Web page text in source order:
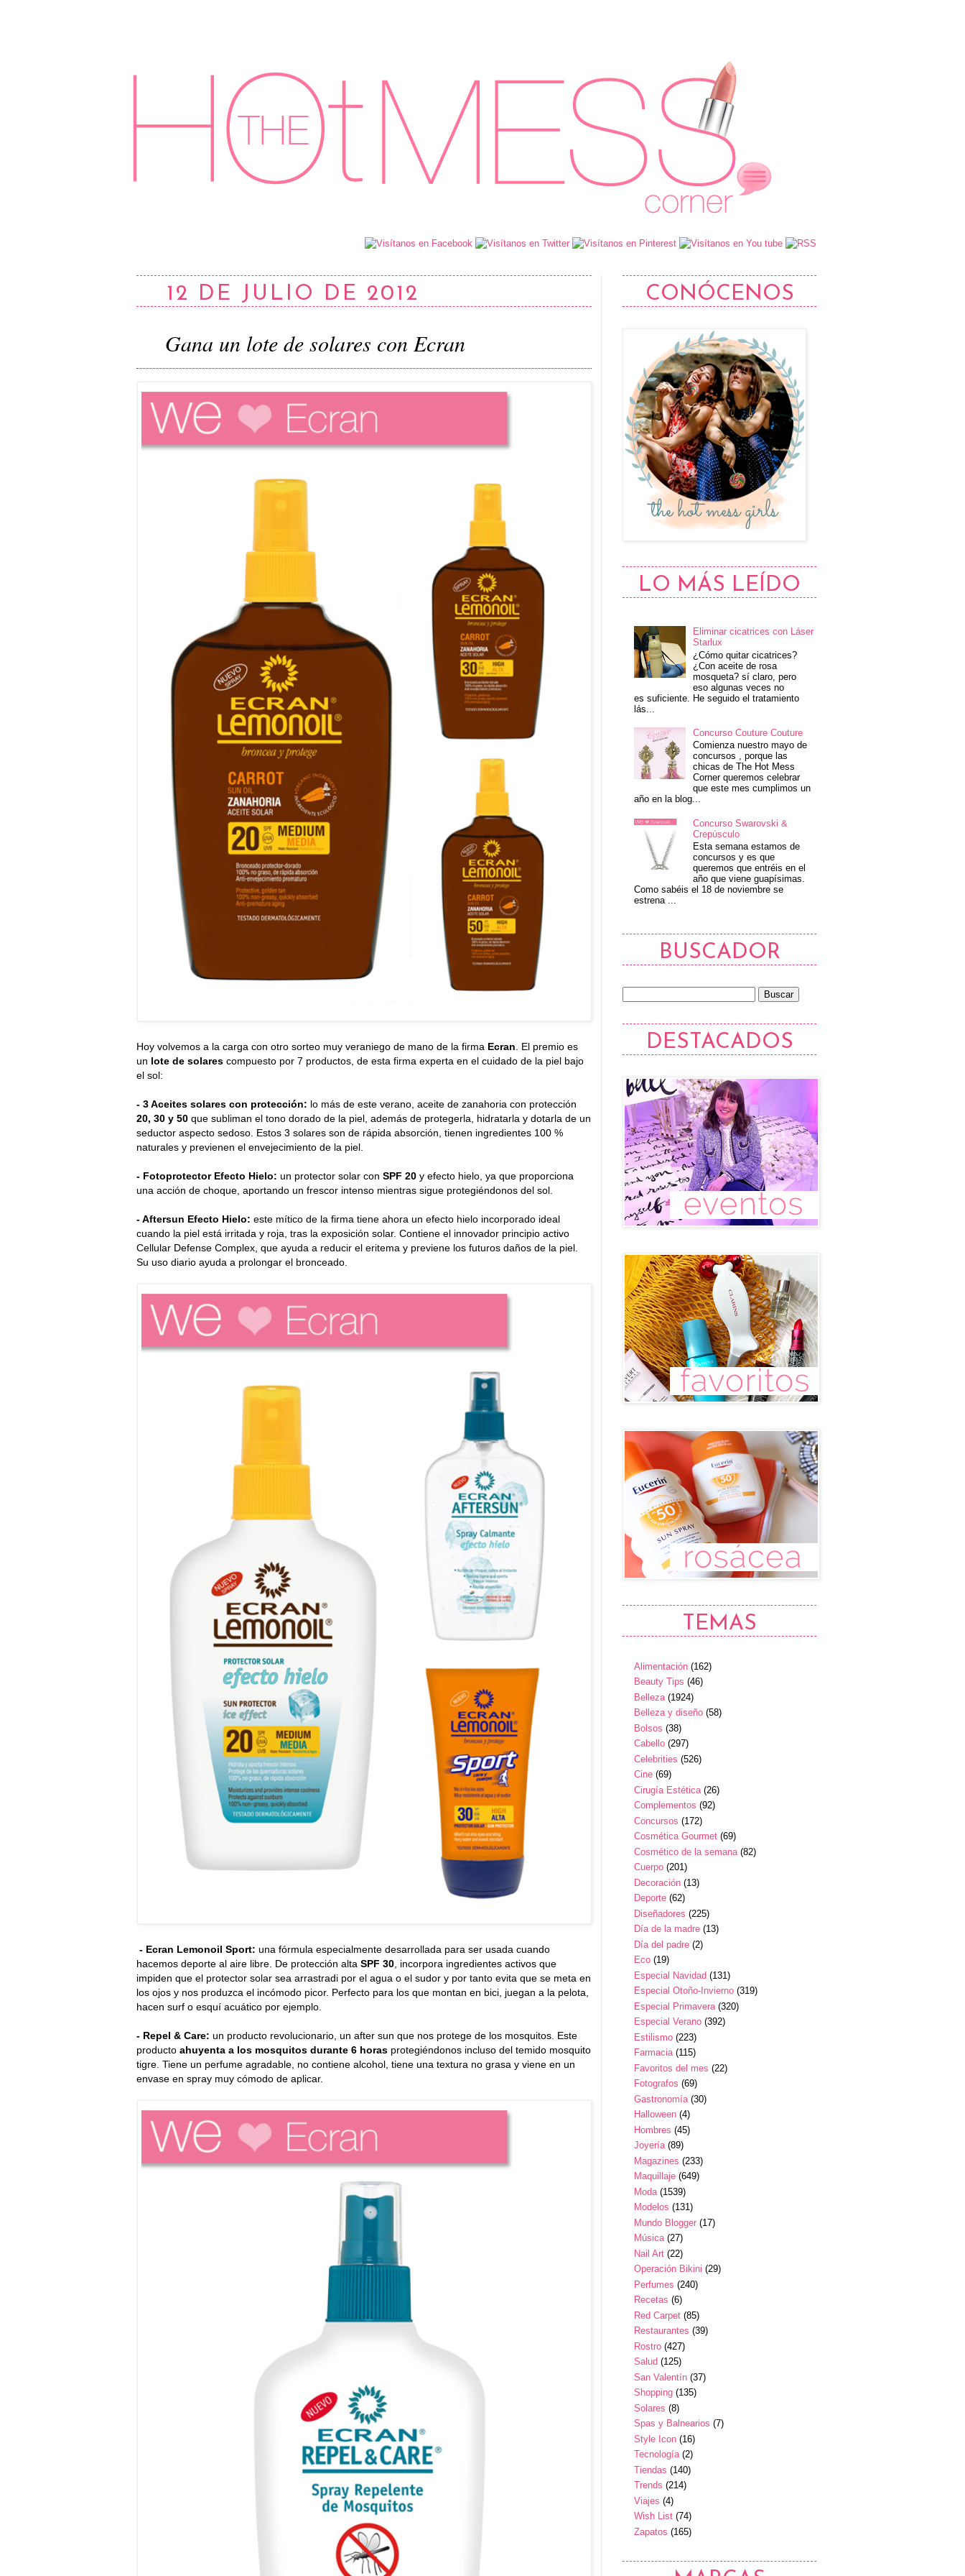
12 DE JULIO DE 2012
Gana un lote de solares con Ecran
Hoy volvemos a la carga con otro sorteo muy veraniego de mano de la firma Ecran . El premio es
un lote de solares compuesto por 7 productos, de esta firma experta en el cuidado de la piel bajo
el sol:
- 3 Aceites solares con protección: lo más de este verano, aceite de zanahoria con protección
20, 30 y 50 que subliman el tono dorado de la piel, además de protegerla, hidratarla y dotarla de un
seductor aspecto sedoso. Estos 3 solares son de rápida absorción, tienen ingredientes 100 %
naturales y previenen el envejecimiento de la piel.
- Fotoprotector Efecto Hielo: un protector solar con SPF 20 y efecto hielo, ya que proporciona
una acción de choque, aportando un frescor intenso mientras sigue protegiéndonos del sol.
- Aftersun Efecto Hielo: este mítico de la firma tiene ahora un efecto hielo incorporado ideal
cuando la piel está irritada y roja, tras la exposición solar. Contiene el innovador principio activo
Cellular Defense Complex, que ayuda a reducir el eritema y previene los futuros daños de la piel.
Su uso diario ayuda a prolongar el bronceado.
- Ecran Lemonoil Sport: una fórmula especialmente desarrollada para ser usada cuando
hacemos deporte al aire libre. De protección alta SPF 30 , incorpora ingredientes activos que
impiden que el protector solar sea arrastradi por el agua o el sudor y por tanto evita que se meta en
los ojos y nos produzca el incómodo picor. Perfecto para los que montan en bici, juegan a la pelota,
hacen surf o esquí acuático por ejemplo.
- Repel & Care: un producto revolucionario, un after sun que nos protege de los mosquitos. Este
producto ahuyenta a los mosquitos durante 6 horas protegiéndonos incluso del temido mosquito
tigre. Tiene un perfume agradable, no contiene alcohol, tiene una textura no grasa y viene en un
envase en spray muy cómodo de aplicar.
CONÓCENOS
LO MÁS LEÍDO
Eliminar cicatrices con Láser
Starlux
¿Cómo quitar cicatrices?
¿Con aceite de rosa
mosqueta? sí claro, pero
eso algunas veces no
es suficiente. He seguido el tratamiento
lás...
Concurso Couture Couture
Comienza nuestro mayo de
concursos , porque las
chicas de The Hot Mess
Corner queremos celebrar
que este mes cumplimos un
año en la blog...
Concurso Swarovski &
Crepúsculo
Esta semana estamos de
concursos y es que
queremos que entréis en el
año que viene guapísimas.
Como sabéis el 18 de noviembre se
estrena ...
BUSCADOR
DESTACADOS
TEMAS
Alimentación (162)
Beauty Tips (46)
Belleza (1924)
Belleza y diseño (58)
Bolsos (38)
Cabello (297)
Celebrities (526)
Cine (69)
Cirugía Estética (26)
Complementos (92)
Concursos (172)
Cosmética Gourmet (69)
Cosmético de la semana (82)
Cuerpo (201)
Decoración (13)
Deporte (62)
Diseñadores (225)
Día de la madre (13)
Día del padre (2)
Eco (19)
Especial Navidad (131)
Especial Otoño-Invierno (319)
Especial Primavera (320)
Especial Verano (392)
Estilismo (223)
Farmacia (115)
Favoritos del mes (22)
Fotografos (69)
Gastronomía (30)
Halloween (4)
Hombres (45)
Joyería (89)
Magazines (233)
Maquillaje (649)
Moda (1539)
Modelos (131)
Mundo Blogger (17)
Música (27)
Nail Art (22)
Operación Bikini (29)
Perfumes (240)
Recetas (6)
Red Carpet (85)
Restaurantes (39)
Rostro (427)
Salud (125)
San Valentín (37)
Shopping (135)
Solares (8)
Spas y Balnearios (7)
Style Icon (16)
Tecnología (2)
Tiendas (140)
Trends (214)
Viajes (4)
Wish List (74)
Zapatos (165)